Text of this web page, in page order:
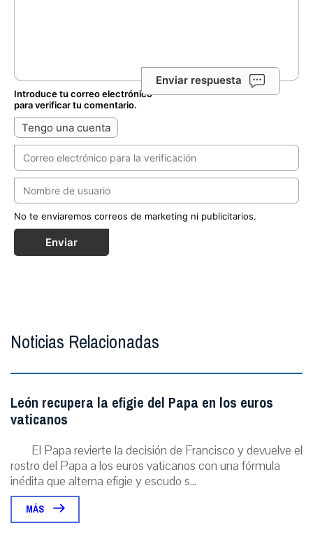
Enviar respuesta
Introduce tu correo electrónico
para verificar tu comentario.
Tengo una cuenta
No te enviaremos correos de marketing ni publicitarios.
Enviar
Noticias Relacionadas
León recupera la efigie del Papa en los euros
vaticanos
El Papa revierte la decisión de Francisco y devuelve el
rostro del Papa a los euros vaticanos con una fórmula
inédita que alterna efigie y escudo s...
MÁS